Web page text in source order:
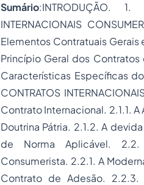
Sumário:INTRODUÇÃO. 1.
INTERNACIONAIS
Elementos Contratuais
Princípio Geral dos
Características Específicas
CONTRATOS
Contrato Internacional. 2.1.1.
Doutrina Pátria. 2.1.2. A
de Norma Aplicável.
Consumerista. 2.2.1. A
Contrato de Adesão.